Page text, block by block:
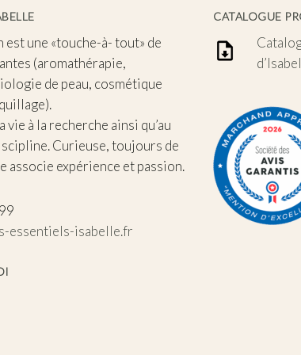
est une «touche-à- tout» de
(aromathérapie,
de peau, cosmétique
vie à la recherche ainsi qu’au
Curieuse, toujours de
associe expérience et passion.
essentiels-isabelle.fr
CATALOGUE